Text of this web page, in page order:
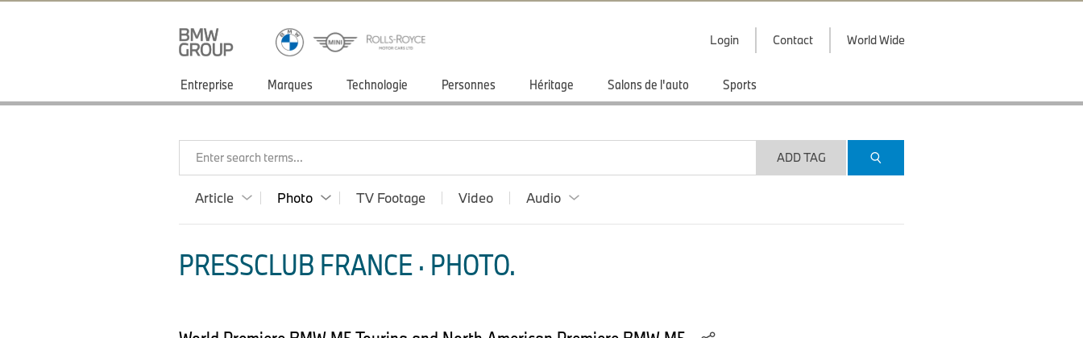
Login Contact World Wide
Entreprise Marques Technologie Personnes Héritage Salons de l'auto Sports
Enter search terms... ADD TAG
Article Photo TV Footage Video Audio
PRESSCLUB FRANCE · PHOTO.